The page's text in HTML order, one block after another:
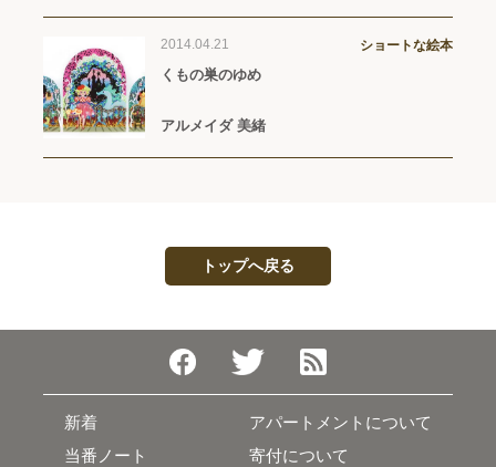
2014.04.21 ショートな絵本
くもの巣のゆめ
アルメイダ 美緒
トップへ戻る
新着
当番ノート
アパートメントについて
寄付について